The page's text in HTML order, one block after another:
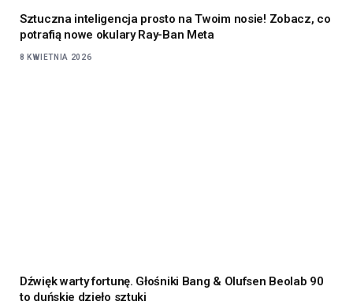
Sztuczna inteligencja prosto na Twoim nosie! Zobacz, co
potrafią nowe okulary Ray-Ban Meta
8 KWIETNIA 2026
Dźwięk warty fortunę. Głośniki Bang & Olufsen Beolab 90
to duńskie dzieło sztuki